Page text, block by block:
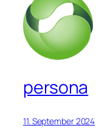
persona
11. September 2024